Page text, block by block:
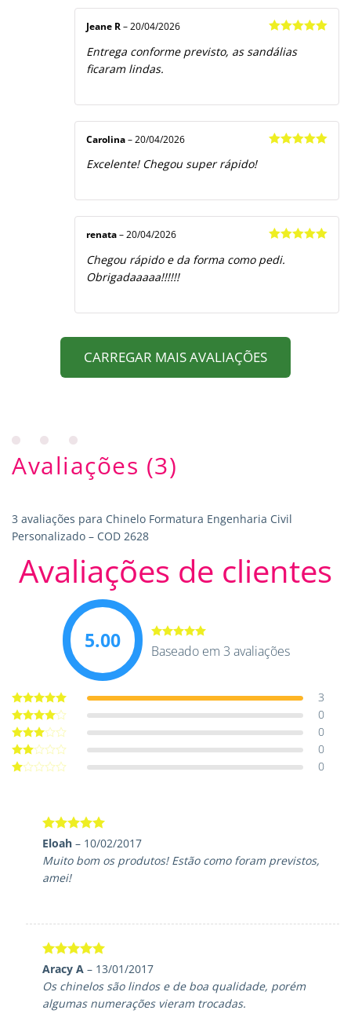
de 5
Jeane R – 20/04/2026
Entrega conforme previsto, as sandálias
ficaram lindas.
Carolina – 20/04/2026
Excelente! Chegou super rápido!
de 5
renata – 20/04/2026
Chegou rápido e da forma como pedi.
Obrigadaaaaa!!!!!!
CARREGAR MAIS AVALIAÇÕES
Avaliações (3)
3 avaliações para Chinelo Formatura Engenharia Civil
Personalizado – COD 2628
Avaliações de clientes
5.00
Avaliação
5.00de 5
Baseado em 3 avaliações
Avaliação5
de 5
3
Avaliação
4de 5
0
Avaliação
3de 5
0
Avaliação
0
0
Avaliação5
de 5
Eloah– 10/02/2017
Muito bom os produtos! Estão como foram previstos,
amei!
Avaliação5
de 5
Aracy A– 13/01/2017
Os chinelos são lindos e de boa qualidade, porém
algumas numerações vieram trocadas.